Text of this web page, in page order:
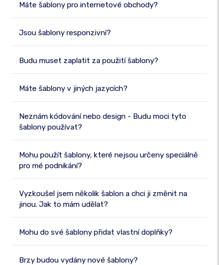
Máte šablony pro internetové obchody?
Jsou šablony responzivní?
Budu muset zaplatit za použití šablony?
Máte šablony v jiných jazycích?
Neznám kódování nebo design - Budu moci tyto
šablony používat?
Mohu použít šablony, které nejsou určeny speciálně
pro mé podnikání?
Vyzkoušel jsem několik šablon a chci ji změnit na
jinou. Jak to mám udělat?
Mohu do své šablony přidat vlastní doplňky?
Brzy budou vydány nové šablony?